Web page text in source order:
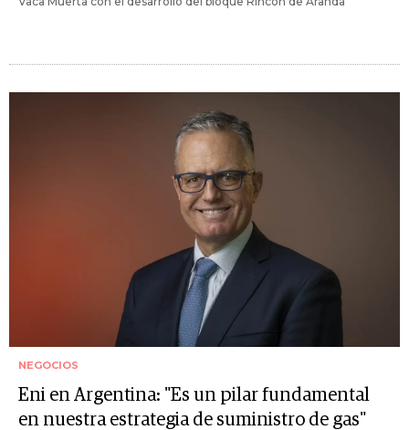
NEGOCIOS
Eni en Argentina: "Es un pilar fundamental
en nuestra estrategia de suministro de gas"